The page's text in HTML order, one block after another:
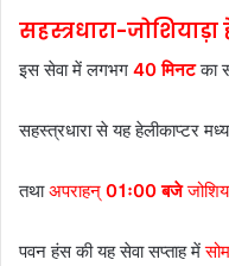
सहस्त्रधारा-
इस सेवा में लगभग 40 मिनटका
सहस्त्रधारा से यह हेलीकाप्टर
तथाअपराहन् 01ः00 बजे
पवन हंस की यह सेवा सप्ताह में